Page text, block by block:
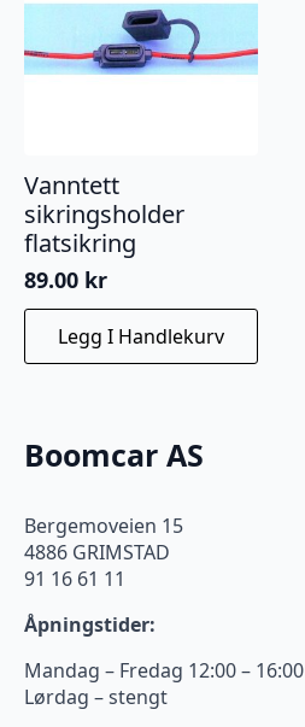
Vanntett
sikringsholder
flatsikring
89.00 kr
Legg I Handlekurv
Boomcar AS
Bergemoveien 15
4886 GRIMSTAD
91 16 61 11
Åpningstider:
Mandag – Fredag 12:00 – 16:00
Lørdag – stengt